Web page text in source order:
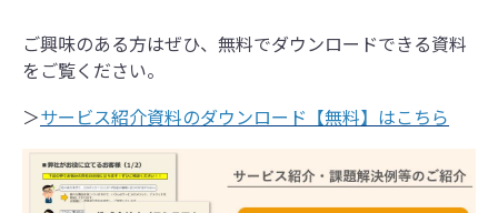
ご興味のある方はぜひ、無料でダウンロードできる資料
をご覧ください。
＞サービス紹介資料のダウンロード【無料】はこちら